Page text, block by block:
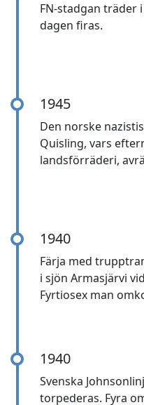
FN-stadgan träder
dagen firas.
1945
Den norske
Quisling, vars
landsförräderi,
1940
Färja med
i sjön Armasjärvi
Fyrtiosex man
1940
Svenska
torpederas. Fyra